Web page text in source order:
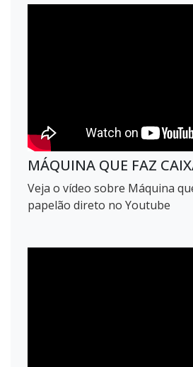
MÁQUINA QUE FAZ
Veja o vídeo sobre Máquina
papelão direto no Youtube